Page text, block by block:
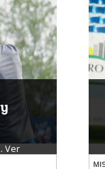
Ver